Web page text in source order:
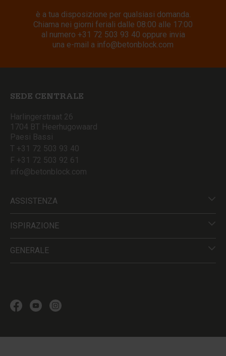
è a tua disposizione per qualsiasi domanda.
Chiama nei giorni feriali dalle 08:00 alle 17:00
al numero +31 72 503 93 40 oppure invia
una e-mail a info@betonblock.com
SEDE CENTRALE
Harlingerstraat 26
1704 BT Heerhugowaard
Paesi Bassi
T +31 72 503 93 40
F +31 72 503 92 61
info@betonblock.com
ASSISTENZA
ISPIRAZIONE
GENERALE